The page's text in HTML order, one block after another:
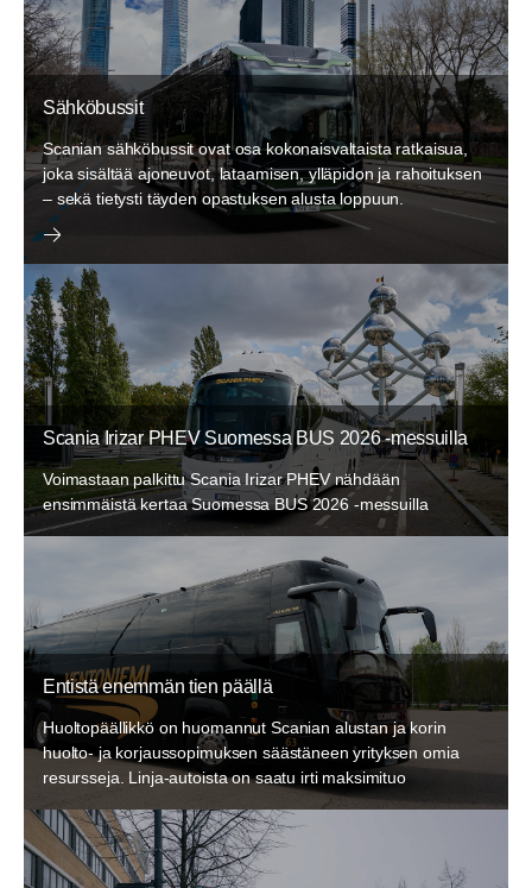
Sähköbussit
Scanian sähköbussit ovat osa kokonaisvaltaista ratkaisua,
joka sisältää ajoneuvot, lataamisen, ylläpidon ja rahoituksen
– sekä tietysti täyden opastuksen alusta loppuun.
Scania Irizar PHEV Suomessa BUS 2026 -messuilla
Voimastaan palkittu Scania Irizar PHEV nähdään
ensimmäistä kertaa Suomessa BUS 2026 -messuilla
Entistä enemmän tien päällä
Huoltopäällikkö on huomannut Scanian alustan ja korin
huolto- ja korjaussopimuksen säästäneen yrityksen omia
resursseja. Linja-autoista on saatu irti maksimituo